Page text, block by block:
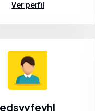
Ver perfil
edsvyfeyhl